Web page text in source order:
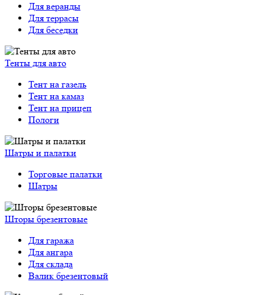
Для веранды
Для террасы
Для беседки
Тенты для авто
Тент на газель
Тент на камаз
Тент на прицеп
Пологи
Шатры и палатки
Торговые палатки
Шатры
Шторы брезентовые
Для гаража
Для ангара
Для склада
Валик брезентовый